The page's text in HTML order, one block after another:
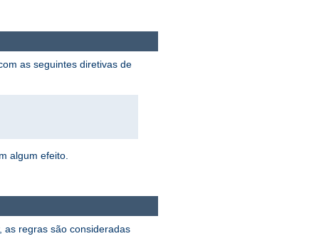
as seguintes diretivas de
algum efeito.
as regras são consideradas